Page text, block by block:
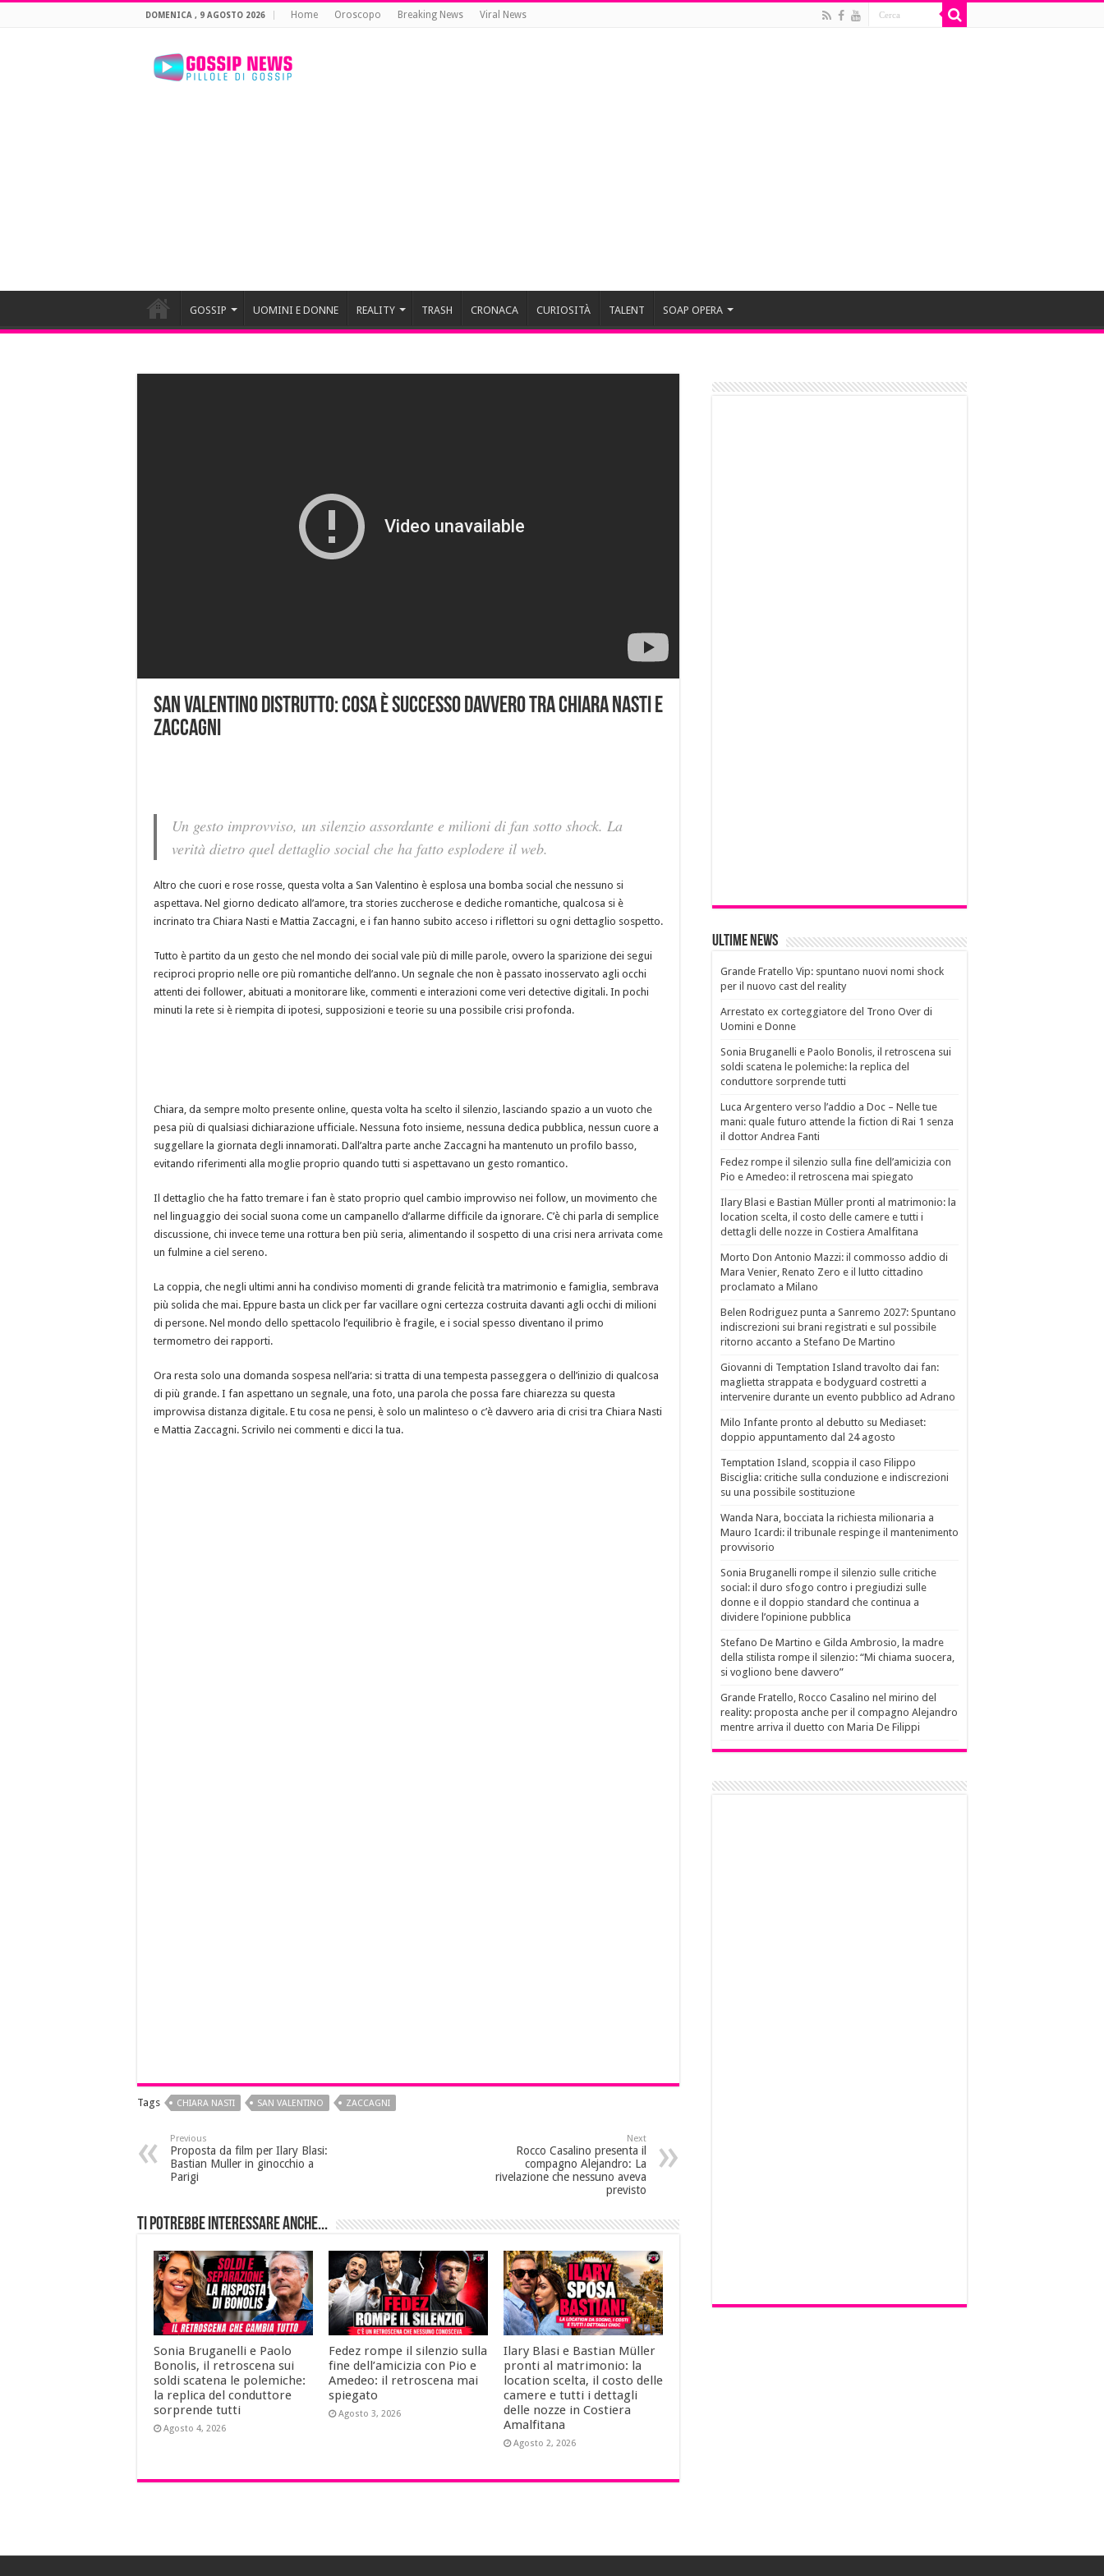
DOMENICA , 9 AGOSTO 2026 Home Oroscopo Breaking News Viral News
GOSSIP UOMINI E DONNE REALITY TRASH CRONACA CURIOSITÀ TALENT SOAP OPERA
San Valentino distrutto: cosa è successo davvero tra Chiara Nasti e
Zaccagni
Un gesto improvviso, un silenzio assordante e milioni di fan sotto shock. La
verità dietro quel dettaglio social che ha fatto esplodere il web.
Altro che cuori e rose rosse, questa volta a San Valentino è esplosa una bomba social che nessuno si
aspettava. Nel giorno dedicato all’amore, tra stories zuccherose e dediche romantiche, qualcosa si è
incrinato tra Chiara Nasti e Mattia Zaccagni, e i fan hanno subito acceso i riflettori su ogni dettaglio sospetto.
Tutto è partito da un gesto che nel mondo dei social vale più di mille parole, ovvero la sparizione dei segui
reciproci proprio nelle ore più romantiche dell’anno. Un segnale che non è passato inosservato agli occhi
attenti dei follower, abituati a monitorare like, commenti e interazioni come veri detective digitali. In pochi
minuti la rete si è riempita di ipotesi, supposizioni e teorie su una possibile crisi profonda.
Chiara, da sempre molto presente online, questa volta ha scelto il silenzio, lasciando spazio a un vuoto che
pesa più di qualsiasi dichiarazione ufficiale. Nessuna foto insieme, nessuna dedica pubblica, nessun cuore a
suggellare la giornata degli innamorati. Dall’altra parte anche Zaccagni ha mantenuto un profilo basso,
evitando riferimenti alla moglie proprio quando tutti si aspettavano un gesto romantico.
Il dettaglio che ha fatto tremare i fan è stato proprio quel cambio improvviso nei follow, un movimento che
nel linguaggio dei social suona come un campanello d’allarme difficile da ignorare. C’è chi parla di semplice
discussione, chi invece teme una rottura ben più seria, alimentando il sospetto di una crisi nera arrivata come
un fulmine a ciel sereno.
La coppia, che negli ultimi anni ha condiviso momenti di grande felicità tra matrimonio e famiglia, sembrava
più solida che mai. Eppure basta un click per far vacillare ogni certezza costruita davanti agli occhi di milioni
di persone. Nel mondo dello spettacolo l’equilibrio è fragile, e i social spesso diventano il primo
termometro dei rapporti.
Ora resta solo una domanda sospesa nell’aria: si tratta di una tempesta passeggera o dell’inizio di qualcosa
di più grande. I fan aspettano un segnale, una foto, una parola che possa fare chiarezza su questa
improvvisa distanza digitale. E tu cosa ne pensi, è solo un malinteso o c’è davvero aria di crisi tra Chiara Nasti
e Mattia Zaccagni. Scrivilo nei commenti e dicci la tua.
Tags CHIARA NASTI SAN VALENTINO ZACCAGNI
Previous
Proposta da film per Ilary Blasi:
Bastian Muller in ginocchio a
Parigi
Next
Rocco Casalino presenta il
compagno Alejandro: La
rivelazione che nessuno aveva
previsto
Ti potrebbe interessare anche...
Sonia Bruganelli e Paolo
Bonolis, il retroscena sui
soldi scatena le polemiche:
la replica del conduttore
sorprende tutti
Agosto 4, 2026
Fedez rompe il silenzio sulla
fine dell’amicizia con Pio e
Amedeo: il retroscena mai
spiegato
Agosto 3, 2026
Ilary Blasi e Bastian Müller
pronti al matrimonio: la
location scelta, il costo delle
camere e tutti i dettagli
delle nozze in Costiera
Amalfitana
Agosto 2, 2026
Ultime News
Grande Fratello Vip: spuntano nuovi nomi shock
per il nuovo cast del reality
Arrestato ex corteggiatore del Trono Over di
Uomini e Donne
Sonia Bruganelli e Paolo Bonolis, il retroscena sui
soldi scatena le polemiche: la replica del
conduttore sorprende tutti
Luca Argentero verso l’addio a Doc – Nelle tue
mani: quale futuro attende la fiction di Rai 1 senza
il dottor Andrea Fanti
Fedez rompe il silenzio sulla fine dell’amicizia con
Pio e Amedeo: il retroscena mai spiegato
Ilary Blasi e Bastian Müller pronti al matrimonio: la
location scelta, il costo delle camere e tutti i
dettagli delle nozze in Costiera Amalfitana
Morto Don Antonio Mazzi: il commosso addio di
Mara Venier, Renato Zero e il lutto cittadino
proclamato a Milano
Belen Rodriguez punta a Sanremo 2027: Spuntano
indiscrezioni sui brani registrati e sul possibile
ritorno accanto a Stefano De Martino
Giovanni di Temptation Island travolto dai fan:
maglietta strappata e bodyguard costretti a
intervenire durante un evento pubblico ad Adrano
Milo Infante pronto al debutto su Mediaset:
doppio appuntamento dal 24 agosto
Temptation Island, scoppia il caso Filippo
Bisciglia: critiche sulla conduzione e indiscrezioni
su una possibile sostituzione
Wanda Nara, bocciata la richiesta milionaria a
Mauro Icardi: il tribunale respinge il mantenimento
provvisorio
Sonia Bruganelli rompe il silenzio sulle critiche
social: il duro sfogo contro i pregiudizi sulle
donne e il doppio standard che continua a
dividere l’opinione pubblica
Stefano De Martino e Gilda Ambrosio, la madre
della stilista rompe il silenzio: “Mi chiama suocera,
si vogliono bene davvero”
Grande Fratello, Rocco Casalino nel mirino del
reality: proposta anche per il compagno Alejandro
mentre arriva il duetto con Maria De Filippi